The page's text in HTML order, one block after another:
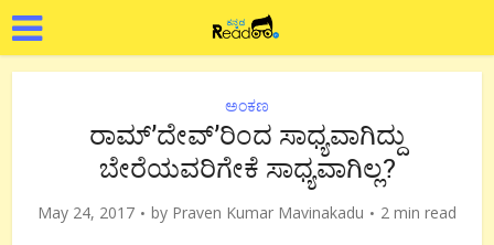
ಅಂಕಣ
ರಾಮ್’ದೇವ್’ರಿಂದ ಸಾಧ್ಯವಾಗಿದ್ದು
ಬೇರೆಯವರಿಗೇಕೆ ಸಾಧ್ಯವಾಗಿಲ್ಲ?
May 24, 2017 by Praven Kumar Mavinakadu 2 min read